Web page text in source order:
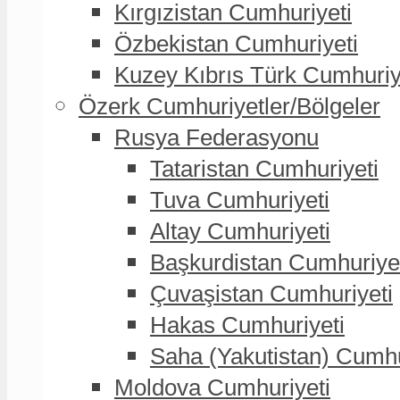
Kırgızistan Cumhuriyeti
Özbekistan Cumhuriyeti
Kuzey Kıbrıs Türk
Özerk Cumhuriyetler/Bölgeler
Rusya Federasyonu
Tataristan Cumhuriyeti
Tuva Cumhuriyeti
Altay Cumhuriyeti
Başkurdistan
Çuvaşistan Cumhuriyeti
Hakas Cumhuriyeti
Saha (Yakutistan)
Moldova Cumhuriyeti